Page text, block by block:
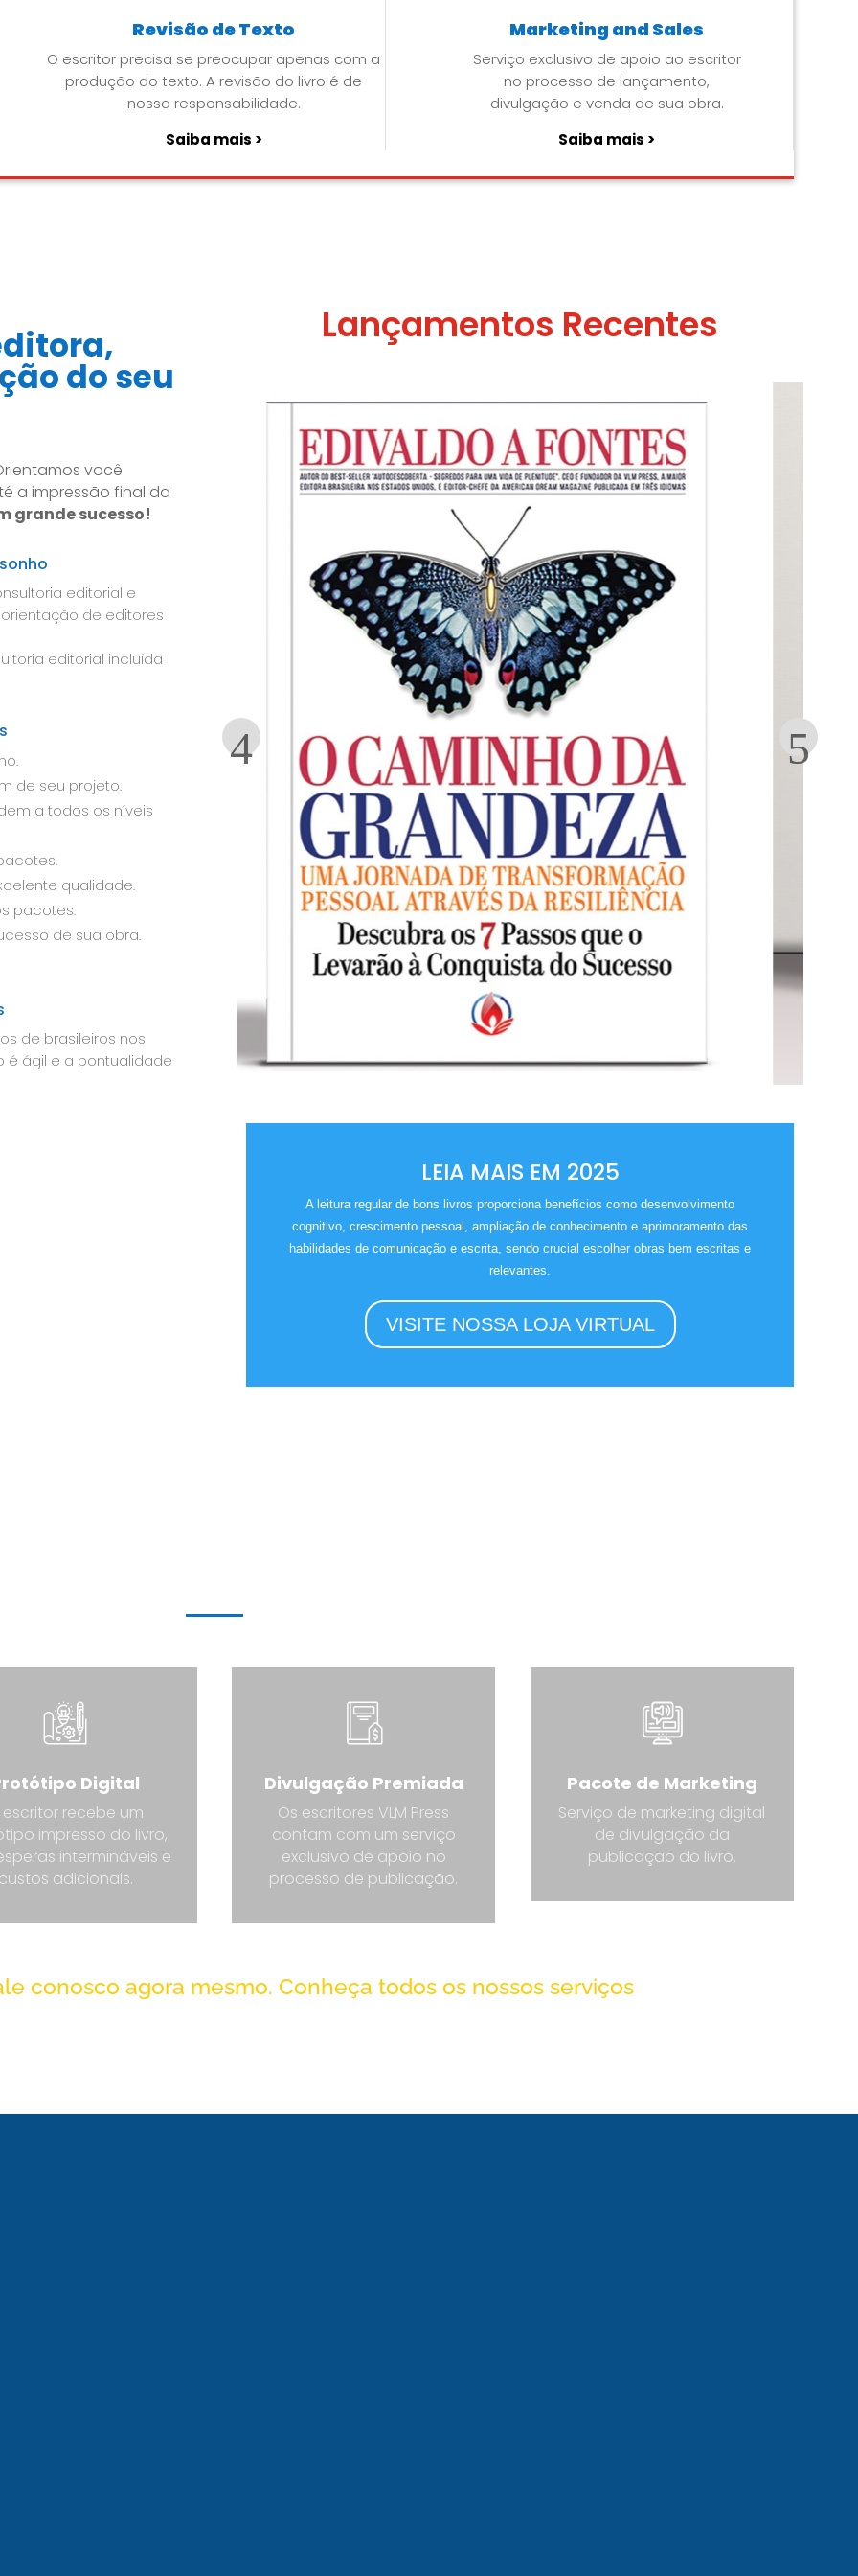
Revisão de Texto
O escritor precisa se preocupar apenas com a
produção do texto. A revisão do livro é de
nossa responsabilidade.
Saiba mais >
Marketing and Sales
Serviço exclusivo de apoio ao escritor
no processo de lançamento,
divulgação e venda de sua obra.
Saiba mais >
do seu
você
a impressão final da
grande sucesso!
editorial e
de editores
editorial incluída
de seu projeto.
a todos os níveis
qualidade.
pacotes.
de sua obra.
de brasileiros nos
é ágil e a pontualidade
Lançamentos Recentes
LEIA MAIS EM 2025
A leitura regular de bons livros proporciona benefícios como desenvolvimento
cognitivo, crescimento pessoal, ampliação de conhecimento e aprimoramento das
habilidades de comunicação e escrita, sendo crucial escolher obras bem escritas e
relevantes.
VISITE NOSSA LOJA VIRTUAL
Digital
escritor recebe um
impresso do livro,
intermináveis e
custos adicionais.
Divulgação Premiada
Os escritores VLM Press
contam com um serviço
exclusivo de apoio no
processo de publicação.
Pacote de Marketing
Serviço de marketing digital
de divulgação da
publicação do livro.
conosco agora mesmo. Conheça todos os nossos serviços